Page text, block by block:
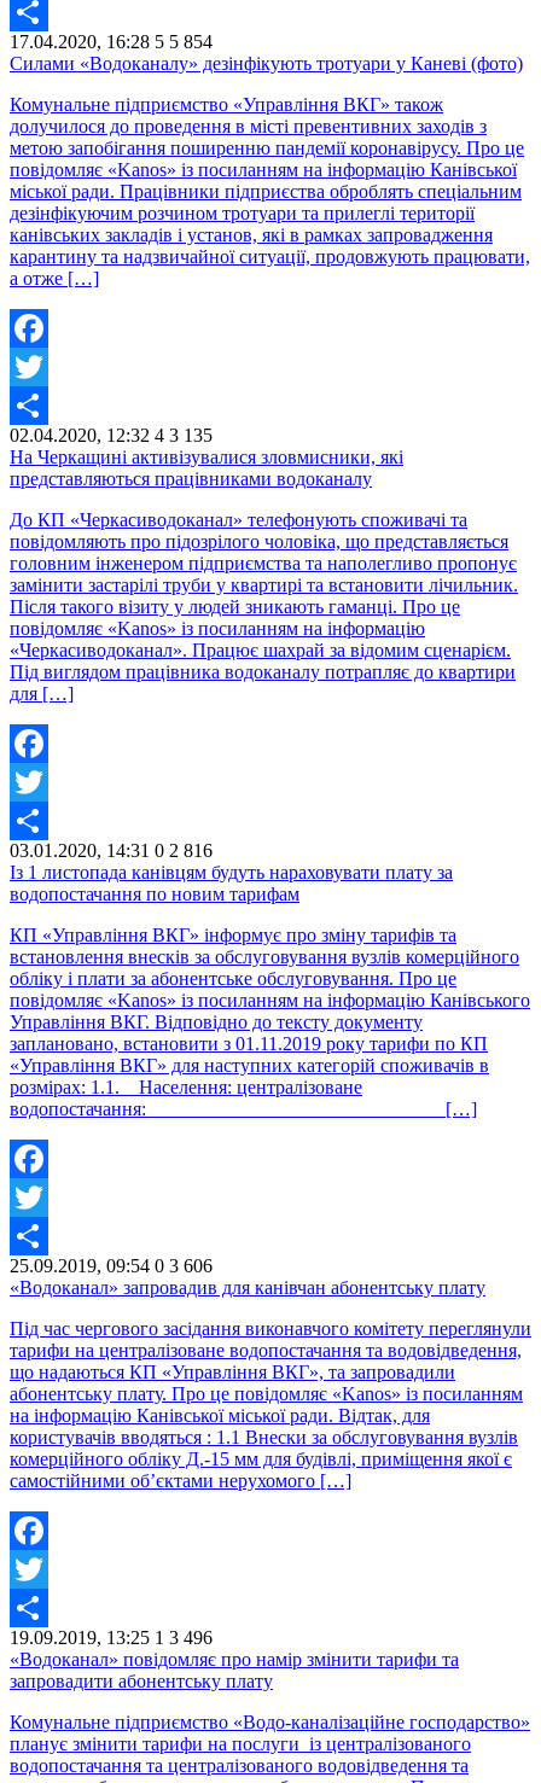
Twitter
Share
17.04.2020, 16:28 5 5 854
Силами «Водоканалу» дезінфікують тротуари у Каневі (фото)
Комунальне підприємство «Управління ВКГ» також
долучилося до проведення в місті превентивних заходів з
метою запобігання поширенню пандемії коронавірусу. Про це
повідомляє «Kanos» із посиланням на інформацію Канівської
міської ради. Працівники підприєства оброблять спеціальним
дезінфікуючим розчином тротуари та прилеглі території
канівських закладів і установ, які в рамках запровадження
карантину та надзвичайної ситуації, продовжують працювати,
а отже […]
Facebook
Twitter
Share
02.04.2020, 12:32 4 3 135
На Черкащині активізувалися зловмисники, які
представляються працівниками водоканалу
До КП «Черкасиводоканал» телефонують споживачі та
повідомляють про підозрілого чоловіка, що представляється
головним інженером підприємства та наполегливо пропонує
замінити застарілі труби у квартирі та встановити лічильник.
Після такого візиту у людей зникають гаманці. Про це
повідомляє «Kanos» із посиланням на інформацію
«Черкасиводоканал». Працює шахрай за відомим сценарієм.
Під виглядом працівника водоканалу потрапляє до квартири
для […]
Facebook
Twitter
Share
03.01.2020, 14:31 0 2 816
Із 1 листопада канівцям будуть нараховувати плату за
водопостачання по новим тарифам
КП «Управління ВКГ» інформує про зміну тарифів та
встановлення внесків за обслуговування вузлів комерційного
обліку і плати за абонентське обслуговування. Про це
повідомляє «Kanos» із посиланням на інформацію Канівського
Управління ВКГ. Відповідно до тексту документу
заплановано, встановити з 01.11.2019 року тарифи по КП
«Управління ВКГ» для наступних категорій споживачів в
розмірах: 1.1. Населення: централізоване
водопостачання: […]
Facebook
Twitter
Share
25.09.2019, 09:54 0 3 606
«Водоканал» запровадив для канівчан абонентську плату
Під час чергового засідання виконавчого комітету переглянули
тарифи на централізоване водопостачання та водовідведення,
що надаються КП «Управління ВКГ», та запровадили
абонентську плату. Про це повідомляє «Kanos» із посиланням
на інформацію Канівської міської ради. Відтак, для
користувачів вводяться : 1.1 Внески за обслуговування вузлів
комерційного обліку Д.-15 мм для будівлі, приміщення якої є
самостійними об’єктами нерухомого […]
Facebook
Twitter
Share
19.09.2019, 13:25 1 3 496
«Водоканал» повідомляє про намір змінити тарифи та
запровадити абонентську плату
Комунальне підприємство «Водо-каналізаційне господарство»
планує змінити тарифи на послуги із централізованого
водопостачання та централізованого водовідведення та